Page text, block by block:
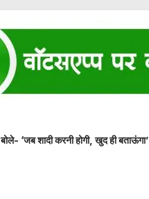
‘जब शादी करनी होगी, खुद ही बताऊंगा’